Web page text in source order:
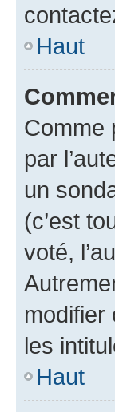
Haut
Comme
par
un
(c’est
voté,
modifier
les
Haut